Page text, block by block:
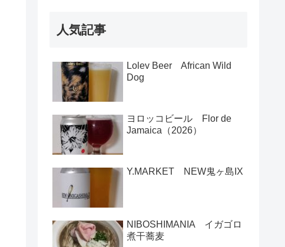
人気記事
Lolev Beer African Wild
Dog
ヨロッコビール Flor de
Jamaica（2026）
Y.MARKET NEW鬼ヶ島IX
NIBOSHIMANIA イガゴロ
煮干蕎麦